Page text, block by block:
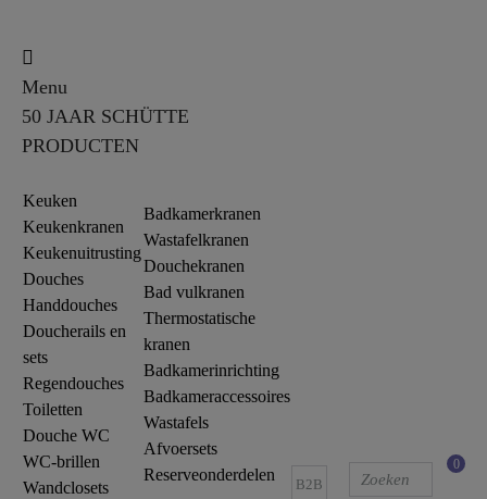
Menu
50 JAAR SCHÜTTE
PRODUCTEN
Keuken
Keukenkranen
Keukenuitrusting
Douches
Handdouches
Doucherails en
sets
Regendouches
Toiletten
Douche WC
WC-brillen
Wandclosets
Badkamerkranen
Wastafelkranen
Douchekranen
Bad vulkranen
Thermostatische
kranen
Badkamerinrichting
Badkameraccessoires
Wastafels
Afvoersets
Reserveonderdelen
B2B
0